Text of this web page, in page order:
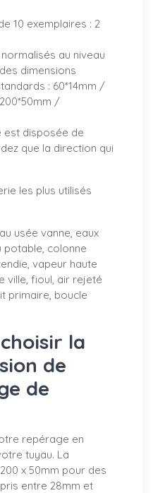
10 exemplaires : 2
au niveau
dimensions
: 60*14mm /
/
est disposée de
que la direction qui
les plus utilisés
usée vanne, eaux
potable, colonne
vapeur haute
ville, fioul, air rejeté
primaire, boucle
la
de
de
repérage en
tuyau. La
x 50mm pour des
entre 28mm et